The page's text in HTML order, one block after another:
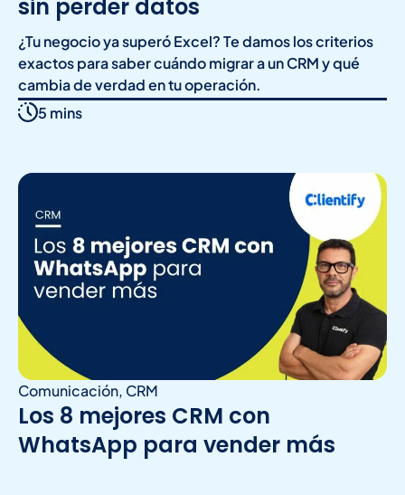
sin perder datos
¿Tu negocio ya superó Excel? Te damos los criterios
exactos para saber cuándo migrar a un CRM y qué
cambia de verdad en tu operación.
5 mins
Comunicación, CRM
Los 8 mejores CRM con
WhatsApp para vender más